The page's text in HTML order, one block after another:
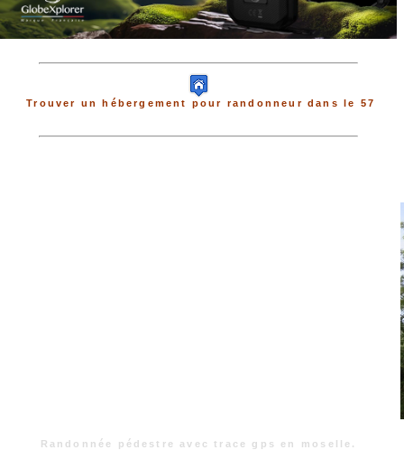
Trouver un hébergement pour randonneur dans le 57
Randonnée pédestre avec trace gps en moselle.